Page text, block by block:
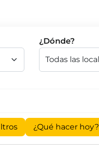
¿Dónde?
¿Qué hacer hoy?